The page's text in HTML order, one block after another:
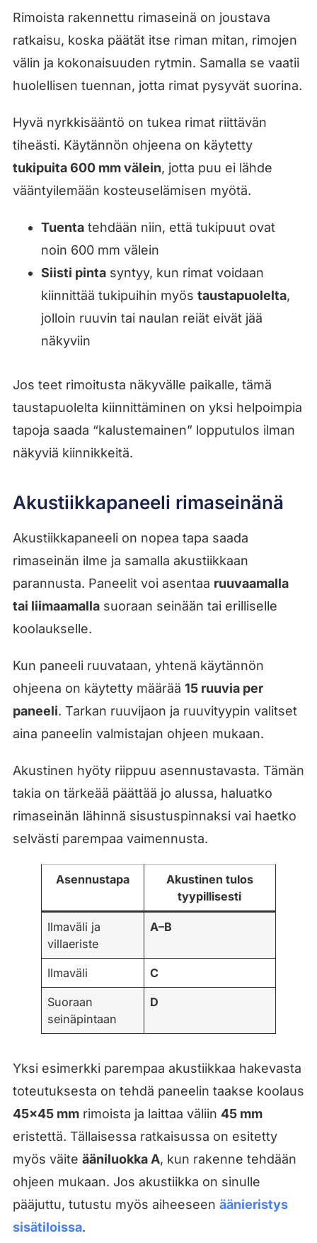
Rimoista rakennettu rimaseinä on joustava
ratkaisu, koska päätät itse riman mitan, rimojen
välin ja kokonaisuuden rytmin. Samalla se vaatii
huolellisen tuennan, jotta rimat pysyvät suorina.
Hyvä nyrkkisääntö on tukea rimat riittävän
tiheästi. Käytännön ohjeena on käytetty
tukipuita 600 mm välein, jotta puu ei lähde
vääntyilemään kosteuselämisen myötä.
Tuentatehdään niin, että tukipuut ovat
noin 600 mm välein
Siisti pintasyntyy, kun rimat voidaan
kiinnittää tukipuihin myös taustapuolelta,
jolloin ruuvin tai naulan reiät eivät jää
näkyviin
Jos teet rimoitusta näkyvälle paikalle, tämä
taustapuolelta kiinnittäminen on yksi helpoimpia
tapoja saada “kalustemainen” lopputulos ilman
näkyviä kiinnikkeitä.
Akustiikkapaneeli rimaseinänä
Akustiikkapaneeli on nopea tapa saada
rimaseinän ilme ja samalla akustiikkaan
parannusta. Paneelit voi asentaa ruuvaamalla
tai liimaamallasuoraan seinään tai erilliselle
koolaukselle.
Kun paneeli ruuvataan, yhtenä käytännön
ohjeena on käytetty määrää 15 ruuvia per
paneeli. Tarkan ruuvijaon ja ruuvityypin valitset
aina paneelin valmistajan ohjeen mukaan.
Akustinen hyöty riippuu asennustavasta. Tämän
takia on tärkeää päättää jo alussa, haluatko
rimaseinän lähinnä sisustuspinnaksi vai haetko
selvästi parempaa vaimennusta.
Asennustapa
Akustinen tulos
tyypillisesti
Ilmaväli ja
villaeriste
A–B
Ilmaväli C
Suoraan
seinäpintaan
D
Yksi esimerkki parempaa akustiikkaa hakevasta
toteutuksesta on tehdä paneelin taakse koolaus
45×45 mmrimoista ja laittaa väliin 45 mm
eristettä. Tällaisessa ratkaisussa on esitetty
myös väite ääniluokka A, kun rakenne tehdään
ohjeen mukaan. Jos akustiikka on sinulle
pääjuttu, tutustu myös aiheeseen äänieristys
sisätiloissa.